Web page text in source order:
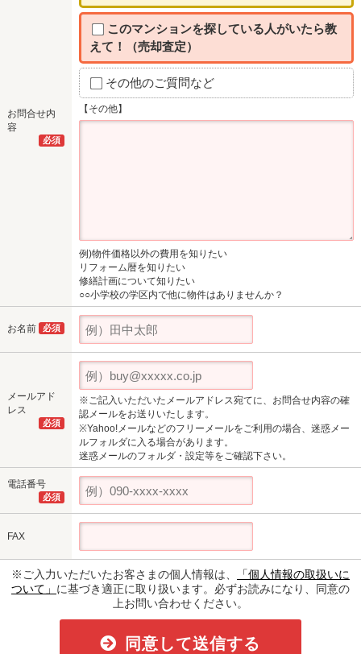
お問合せ内
容
必須
このマンションを探している人がいたら教
えて！（売却査定）
その他のご質問など
【その他】
例)物件価格以外の費用を知りたい
リフォーム暦を知りたい
修繕計画について知りたい
○○小学校の学区内で他に物件はありませんか？
お名前 必須
メールアド
レス
必須
※ご記入いただいたメールアドレス宛てに、お問合せ内容の確
認メールをお送りいたします。
※Yahoo!メールなどのフリーメールをご利用の場合、迷惑メー
ルフォルダに入る場合があります。
迷惑メールのフォルダ・設定等をご確認下さい。
電話番号
必須
FAX
※ご入力いただいたお客さまの個人情報は、
「個人情報の取扱いに
ついて」 に基づき適正に取り扱います。必ずお読みになり、同意の
上お問い合わせください。
同意して送信する